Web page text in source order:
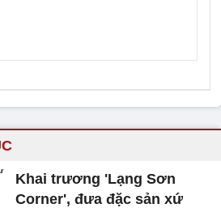
Khai trương 'Lạng Sơn
Corner', đưa đặc sản xứ